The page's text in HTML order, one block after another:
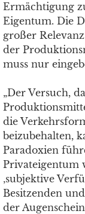
Ermächtigung
Eigentum. Die
großer
der
muss nur
„Der Versuch,
die
beizubehalten,
Paradoxien
Privateigentum
‚subjektive
Besitzenden
der